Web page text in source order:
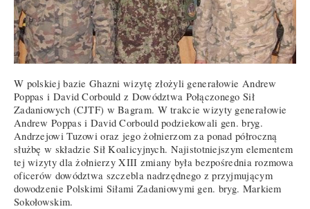
W polskiej bazie Ghazni wizytę złożyli generałowie Andrew
Poppas i David Corbould z Dowództwa Połączonego Sił
Zadaniowych (CJTF) w Bagram. W trakcie wizyty generałowie
Andrew Poppas i David Corbould podziekowali gen. bryg.
Andrzejowi Tuzowi oraz jego żołnierzom za ponad półroczną
służbę w składzie Sił Koalicyjnych. Najistotniejszym elementem
tej wizyty dla żołnierzy XIII zmiany była bezpośrednia rozmowa
oficerów dowództwa szczebla nadrzędnego z przyjmującym
dowodzenie Polskimi Siłami Zadaniowymi gen. bryg. Markiem
Sokołowskim.